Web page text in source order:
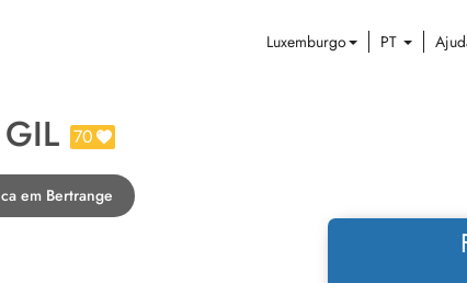
Luxemburgo PT
70
em Bertrange